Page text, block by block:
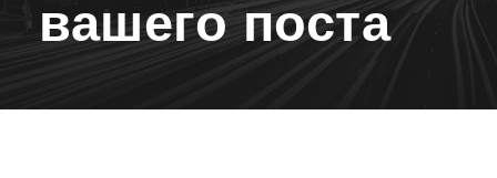
вашего поста